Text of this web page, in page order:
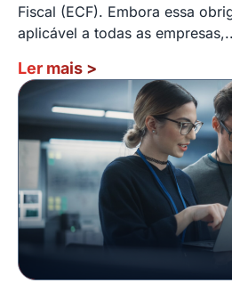
Fiscal (ECF). Embora essa
aplicável a todas as
Ler mais >